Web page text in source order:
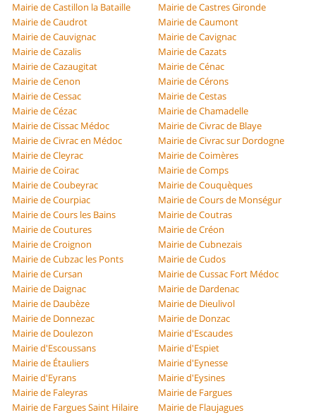
Mairie de Castillon la Bataille
Mairie de Castres Gironde
Mairie de Caudrot
Mairie de Caumont
Mairie de Cauvignac
Mairie de Cavignac
Mairie de Cazalis
Mairie de Cazats
Mairie de Cazaugitat
Mairie de Cénac
Mairie de Cenon
Mairie de Cérons
Mairie de Cessac
Mairie de Cestas
Mairie de Cézac
Mairie de Chamadelle
Mairie de Cissac Médoc
Mairie de Civrac de Blaye
Mairie de Civrac en Médoc
Mairie de Civrac sur Dordogne
Mairie de Cleyrac
Mairie de Coimères
Mairie de Coirac
Mairie de Comps
Mairie de Coubeyrac
Mairie de Couquèques
Mairie de Courpiac
Mairie de Cours de Monségur
Mairie de Cours les Bains
Mairie de Coutras
Mairie de Coutures
Mairie de Créon
Mairie de Croignon
Mairie de Cubnezais
Mairie de Cubzac les Ponts
Mairie de Cudos
Mairie de Cursan
Mairie de Cussac Fort Médoc
Mairie de Daignac
Mairie de Dardenac
Mairie de Daubèze
Mairie de Dieulivol
Mairie de Donnezac
Mairie de Donzac
Mairie de Doulezon
Mairie d'Escaudes
Mairie d'Escoussans
Mairie d'Espiet
Mairie de Étauliers
Mairie d'Eynesse
Mairie d'Eyrans
Mairie d'Eysines
Mairie de Faleyras
Mairie de Fargues
Mairie de Fargues Saint Hilaire
Mairie de Flaujagues